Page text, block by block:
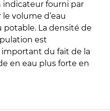
indicateur fourni par
volume d’eau
potable. La densité de
est
important du fait de la
en eau plus forte en